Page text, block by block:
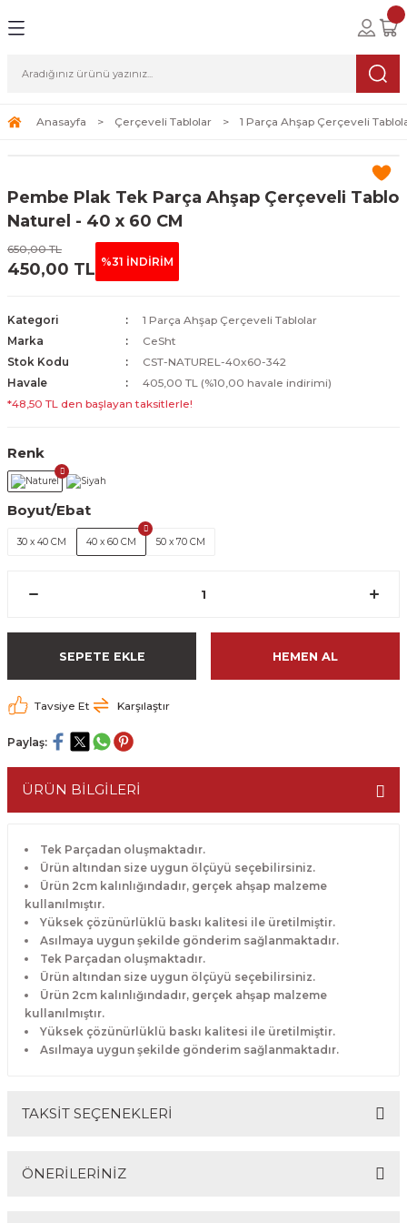
Tablolar
Tablolar
Sanat
Anasayfa Çerçeveli Tablolar 1 Parça Ahşap Çerçeveli
Pembe Plak Tek Parça Ahşap Çerçeveli Tablo
Naturel - 40 x 60 CM
650,00 TL
450,00 TL %31 İNDİRİM
Kategori
1 Parça Ahşap Çerçeveli Tablolar
Marka
CeSht
Stok Kodu
CST-NATUREL-40x60-342
Havale
405,00 TL (%10,00 havale indirimi)
*48,50 TL den başlayan taksitlerle!
Renk
Boyut/Ebat
30 x 40 CM 40 x 60 CM 50 x 70 CM
SEPETE EKLE HEMEN AL
Tavsiye Et Karşılaştır
Paylaş:
ÜRÜN BİLGİLERİ
Tek Parçadan oluşmaktadır.
Ürün altından size uygun ölçüyü seçebilirsiniz.
Ürün 2cm kalınlığındadır, gerçek ahşap malzeme
kullanılmıştır.
Yüksek çözünürlüklü baskı kalitesi ile üretilmiştir.
Asılmaya uygun şekilde gönderim sağlanmaktadır.
Tek Parçadan oluşmaktadır.
Ürün altından size uygun ölçüyü seçebilirsiniz.
Ürün 2cm kalınlığındadır, gerçek ahşap malzeme
kullanılmıştır.
Yüksek çözünürlüklü baskı kalitesi ile üretilmiştir.
Asılmaya uygun şekilde gönderim sağlanmaktadır.
TAKSİT SEÇENEKLERİ
ÖNERİLERİNİZ